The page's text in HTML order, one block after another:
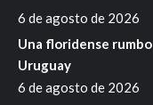
6 de agosto de 2026
Una floridense
Uruguay
6 de agosto de 2026